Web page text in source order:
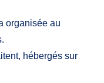
organisée au
hébergés sur